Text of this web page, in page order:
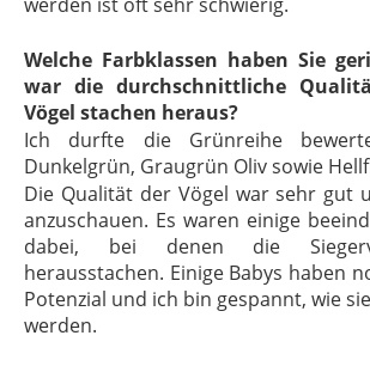
Welche Farbklassen haben Sie
war die durchschnittliche
Vögel stachen heraus?
Ich durfte die Grünreihe
Dunkelgrün, Graugrün Oliv sowie
Die Qualität der Vögel war sehr gut
anzuschauen. Es waren einige
dabei, bei denen die
herausstachen. Einige Babys haben
Potenzial und ich bin gespannt, wie
werden.